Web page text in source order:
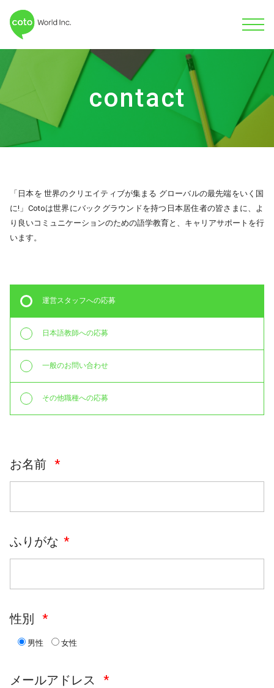
contact
「日本を 世界のクリエイティブが集まる グローバルの最先端をいく国
に!」 Cotoは世界にバックグラウンドを持つ日本居住者の皆さまに、
よ
り良いコミュニケーションのための語学教育と、キャリアサポートを行
います。
運営スタッフへの応募
日本語教師への応募
一般のお問い合わせ
その他職種への応募
お名前
ふりがな
性別
男性 女性
メールアドレス